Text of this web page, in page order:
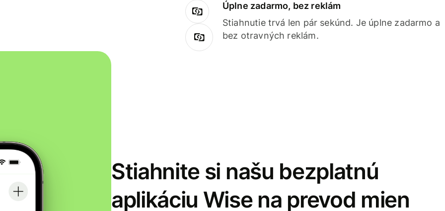
Úplne zadarmo, bez reklám
Stiahnutie trvá len pár sekúnd. Je úplne zadarmo a
bez otravných reklám.
Stiahnite si našu bezplatnú
aplikáciu Wise na prevod mien